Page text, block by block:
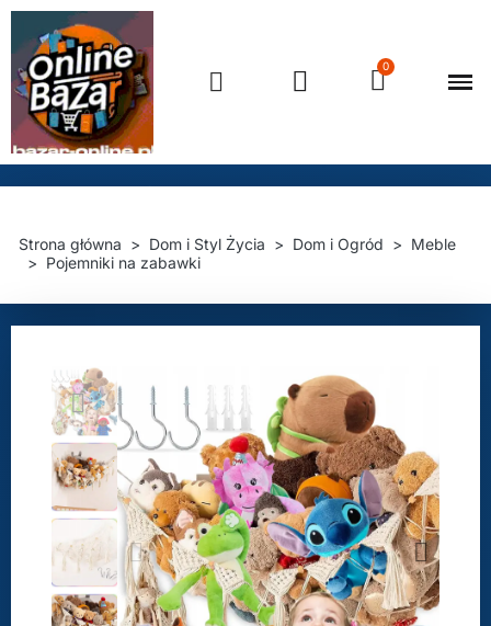
Strona główna Dom i Styl Życia Dom i Ogród
Meble
Pojemniki na zabawki